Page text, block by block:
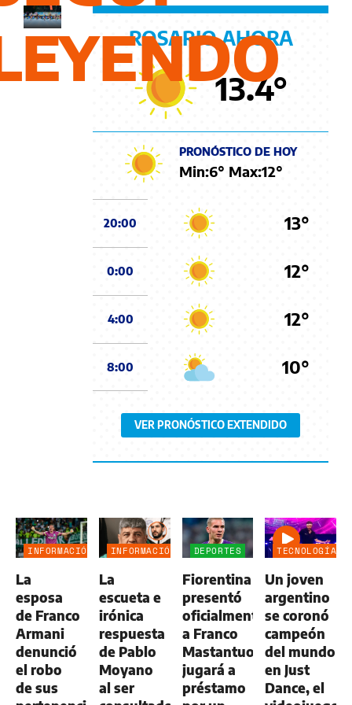
ROSARIO AHORA
13.4°
PRONÓSTICO DE HOY
Min:6° Max:12°
20:00 13°
0:00 12°
4:00 12°
8:00 10°
VER PRONÓSTICO EXTENDIDO
INFORMACIÓN
La
esposa
de Franco
Armani
denunció
el robo
de sus
INFORMACIÓN
La
escueta e
irónica
respuesta
de Pablo
Moyano
al ser
DEPORTES
Fiorentina
presentó
oficialmente
a Franco
Mastantuono:
jugará a
préstamo
TECNOLOGÍA
Un joven
argentino
se coronó
campeón
del mundo
en Just
Dance, el